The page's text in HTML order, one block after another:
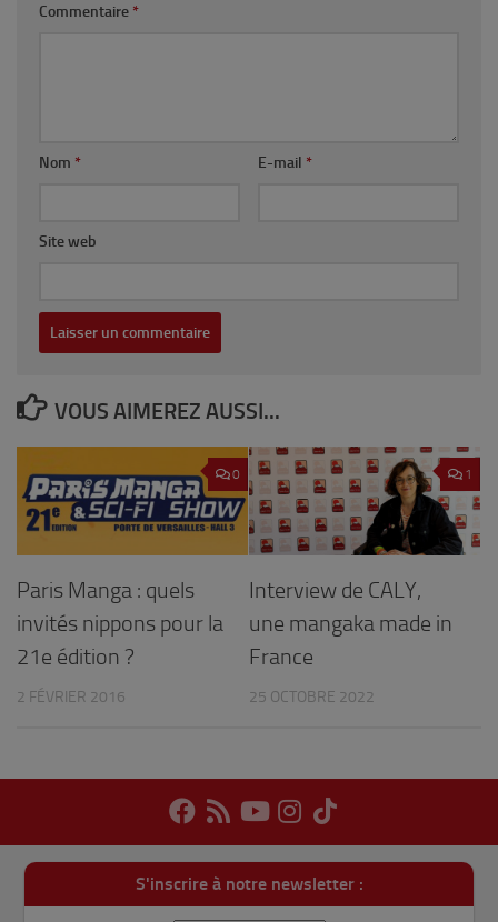
Commentaire *
Nom * E-mail *
Site web
VOUS AIMEREZ AUSSI...
0
Paris Manga : quels
invités nippons pour la
21e édition ?
2 FÉVRIER 2016
1
Interview de CALY,
une mangaka made in
France
25 OCTOBRE 2022
S'inscrire à notre newsletter :